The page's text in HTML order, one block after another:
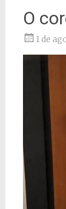
O
1 de